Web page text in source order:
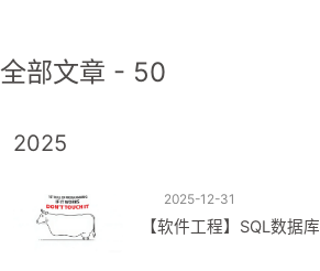
全部文章 - 50
2025
2025-12-31
【软件工程】SQL数据